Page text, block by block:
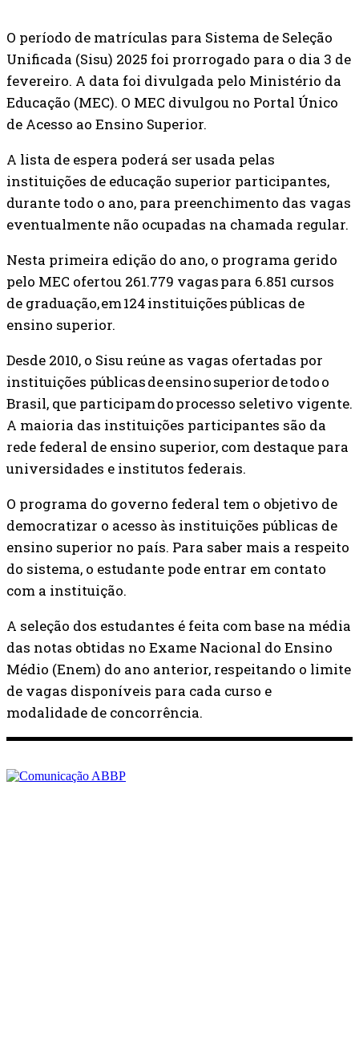
O período de matrículas para Sistema de Seleção
Unificada (Sisu) 2025 foi prorrogado para o dia 3 de
fevereiro. A data foi divulgada pelo Ministério da
Educação (MEC). O MEC divulgou no Portal Único
de Acesso ao Ensino Superior.
A lista de espera poderá ser usada pelas
instituições de educação superior participantes,
durante todo o ano, para preenchimento das vagas
eventualmente não ocupadas na chamada regular.
Nesta primeira edição do ano, o programa gerido
pelo MEC ofertou 261.779 vagas para 6.851 cursos
de graduação, em 124instituições públicas de
ensino superior.
Desde 2010, o Sisu reúne as vagas ofertadas por
instituições públicas de ensino superiorde todo o
Brasil, que participam do processo seletivo vigente.
A maioria das instituições participantes são da
rede federal de ensino superior, com destaque para
universidades e institutos federais.
O programa do governo federal tem o objetivo de
democratizar o acesso às instituições públicas de
ensino superior no país. Para saber mais a respeito
do sistema, o estudante pode entrar em contato
com a instituição.
A seleção dos estudantes é feita com base na média
das notas obtidas no Exame Nacional do Ensino
Médio (Enem) do ano anterior, respeitando o limite
de vagas disponíveis para cada curso e
modalidade de concorrência.